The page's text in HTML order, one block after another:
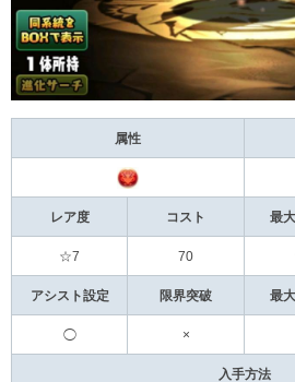
属性
レア度 コスト 最
☆7 70
アシスト設定 限界突破 最
◯ ×
入手方法